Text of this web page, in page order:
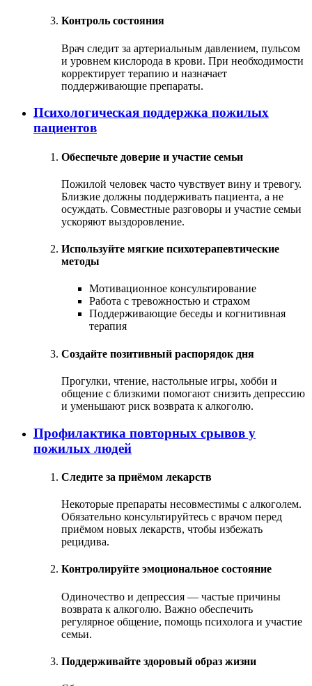
Контроль состояния
Врач следит за артериальным давлением, пульсом
и уровнем кислорода в крови. При необходимости
корректирует терапию и назначает
поддерживающие препараты.
Психологическая поддержка пожилых
пациентов
Обеспечьте доверие и участие семьи
Пожилой человек часто чувствует вину и тревогу.
Близкие должны поддерживать пациента, а не
осуждать. Совместные разговоры и участие семьи
ускоряют выздоровление.
Используйте мягкие психотерапевтические
методы
Мотивационное консультирование
Работа с тревожностью и страхом
Поддерживающие беседы и когнитивная
терапия
Создайте позитивный распорядок дня
Прогулки, чтение, настольные игры, хобби и
общение с близкими помогают снизить депрессию
и уменьшают риск возврата к алкоголю.
Профилактика повторных срывов у
пожилых людей
Следите за приёмом лекарств
Некоторые препараты несовместимы с алкоголем.
Обязательно консультируйтесь с врачом перед
приёмом новых лекарств, чтобы избежать
рецидива.
Контролируйте эмоциональное состояние
Одиночество и депрессия — частые причины
возврата к алкоголю. Важно обеспечить
регулярное общение, помощь психолога и участие
семьи.
Поддерживайте здоровый образ жизни